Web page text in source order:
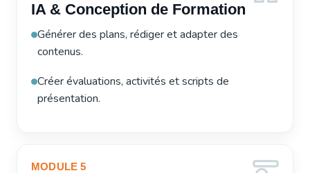
IA & Conception de Formation
Générer des plans, rédiger et adapter des
contenus.
Créer évaluations, activités et scripts de
présentation.
MODULE 5